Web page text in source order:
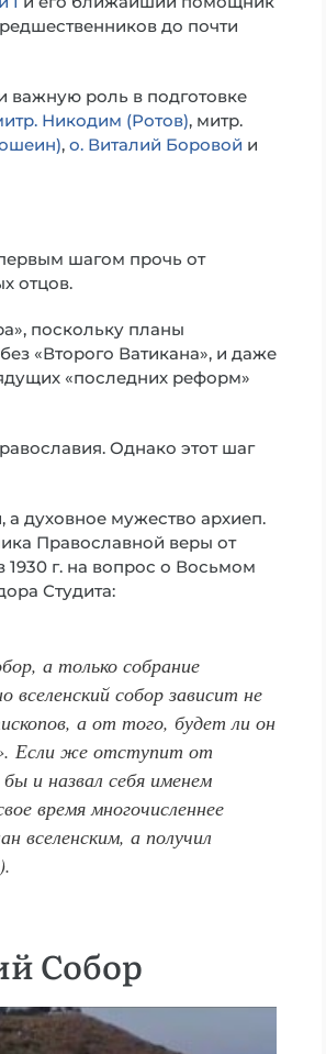
до почти
важную роль в подготовке
Никодим (Ротов), митр.
, о. Виталий Боровой и
шагом прочь от
отцов.
поскольку планы
«Второго Ватикана», и даже
«последних реформ»
Однако этот шаг
духовное мужество архиеп.
Православной веры от
г. на вопрос о Восьмом
Студита:
а только собрание
собор зависит не
а от того, будет ли он
Если же отступит от
и назвал себя именем
время многочисленнее
вселенским, а получил
Собор